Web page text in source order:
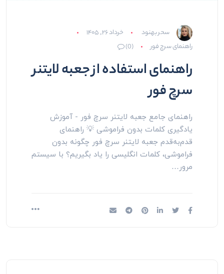
سحر بهنود
خرداد ۲۶, ۱۴۰۵
راهنمای سرچ فور
(0)
راهنمای استفاده از جعبه لایتنر
سرچ فور
راهنمای جامع جعبه لایتنر سرچ فور - آموزش
یادگیری کلمات بدون فراموشی 💡 راهنمای
قدم‌به‌قدم جعبه لایتنر سرچ فور چگونه بدون
فراموشی، کلمات انگلیسی را یاد بگیریم؟ با سیستم
مرور…